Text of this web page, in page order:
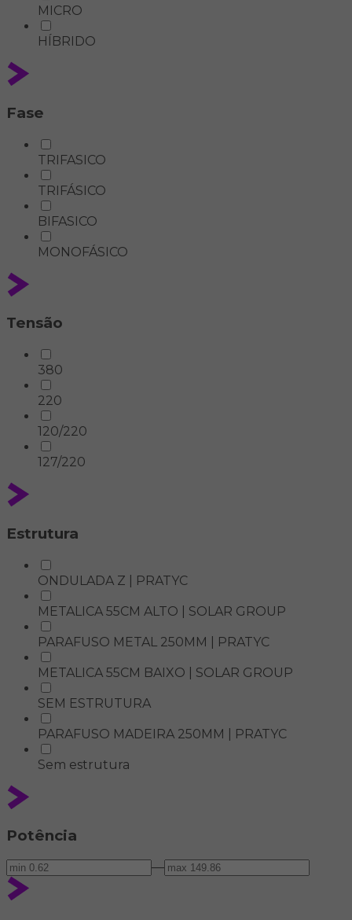
MICRO
HÍBRIDO
Fase
TRIFASICO
TRIFÁSICO
BIFASICO
MONOFÁSICO
Tensão
380
220
120/220
127/220
Estrutura
ONDULADA Z | PRATYC
METALICA 55CM ALTO | SOLAR GROUP
PARAFUSO METAL 250MM | PRATYC
METALICA 55CM BAIXO | SOLAR GROUP
SEM ESTRUTURA
PARAFUSO MADEIRA 250MM | PRATYC
Sem estrutura
Potência
—